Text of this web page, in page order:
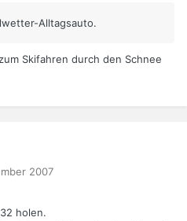
Alltagsauto.
Skifahren durch den Schnee
2007
holen.